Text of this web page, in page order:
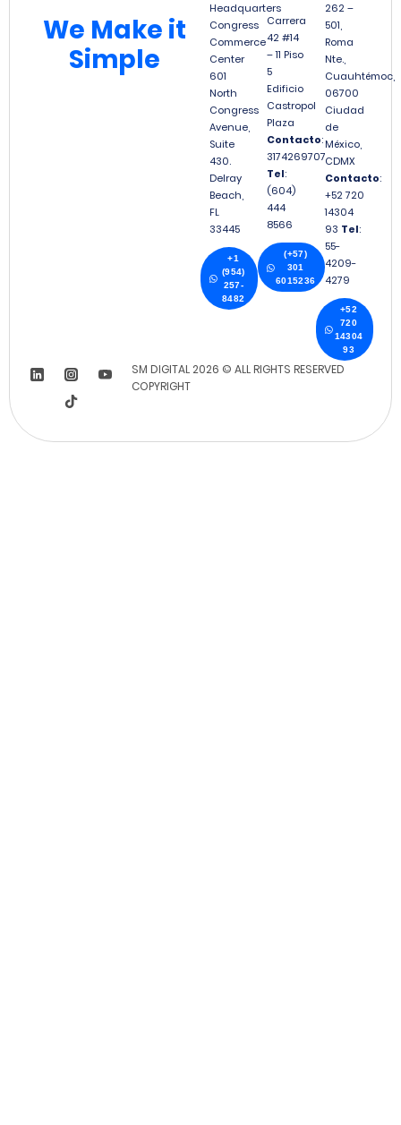
We Make it
Simple
Headquarters
Congress
Commerce
Center
601
North
Congress
Avenue,
Suite
430.
Delray
Beach,
FL
33445
+1
(954)
257-
8482
(+57)
301
6015236
Carrera
42 #14
– 11 Piso
5
Edificio
Castropol
Plaza
Contacto:
3174269707
Tel:
(604)
444
8566
+52
720
14304
93
262 –
501,
Roma
Nte.,
Cuauhtémoc,
06700
Ciudad
de
México,
CDMX
Contacto:
+52 720
14304
93 Tel:
55-
4209-
4279
SM DIGITAL 2026 © ALL RIGHTS RESERVED
COPYRIGHT